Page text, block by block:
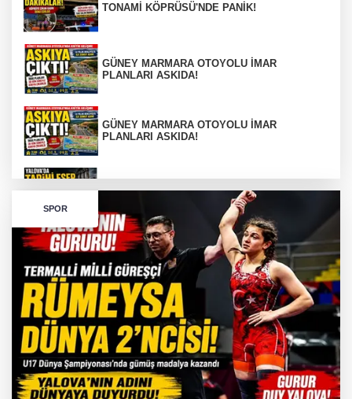
TONAMİ KÖPRÜSÜ'NDE PANİK!
GÜNEY MARMARA OTOYOLU İMAR
PLANLARI ASKIDA!
GÜNEY MARMARA OTOYOLU İMAR
PLANLARI ASKIDA!
256 PARÇA ESER ELE GEÇİRİLDİ
Görüntüler yapay zekamı ?
Otomobil Hurdaya Döndü
Yalova'da Ebubekir İçin Umut Seferberliği
SPOR